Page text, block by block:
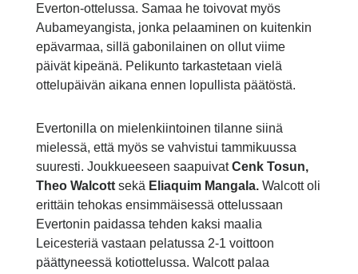
Everton-ottelussa. Samaa he toivovat myös
Aubameyangista, jonka pelaaminen on kuitenkin
epävarmaa, sillä gabonilainen on ollut viime
päivät kipeänä. Pelikunto tarkastetaan vielä
ottelupäivän aikana ennen lopullista päätöstä.
Evertonilla on mielenkiintoinen tilanne siinä
mielessä, että myös se vahvistui tammikuussa
suuresti. Joukkueeseen saapuivatCenk Tosun,
Theo Walcott sekä Eliaquim Mangala. Walcott oli
erittäin tehokas ensimmäisessä ottelussaan
Evertonin paidassa tehden kaksi maalia
Leicesteriä vastaan pelatussa 2-1 voittoon
päättyneessä kotiottelussa. Walcott palaa